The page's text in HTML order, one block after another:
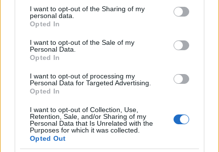
not limited to your visit or usage behaviour. You may click to
grant or deny consent to Google and its third-party tags to
use your data for below specified purposes in below Google
consent section.
I want to opt-out of the Sharing of my
personal data.
Opted In
I want to opt-out of the Sale of my
Personal Data.
Opted In
I want to opt-out of processing my
Personal Data for Targeted Advertising.
Opted In
I want to opt-out of Collection, Use,
Retention, Sale, and/or Sharing of my
Personal Data that Is Unrelated with the
Purposes for which it was collected.
Opted Out
Gorizia éppen nagyjavításon volt La Speziában –,
valamint az őket kísérő IX. Romboló Flottilla négy
hajója, az Alfieri, az Oriani, a Carducci, és a Gioberti.
Ugyancsak itt csatlakozik a Brindisiből, Antonio
Legnani ellentengernagy vezetésével induló 8.
Osztag két cirkálója, a Duca degli Abruzzi és a
Garibaldi, valamint a XVI. Romboló Flottilla őket
kísérő két hajója, a Da Recco és a Pessagno. Este
nyolcig ezek a hajók is az 1. Csoporttal hajóznak,
azonban a keletre való fordulás után leválnak a
kötelékről, és a 2. Csoportot megalakítva az 1.
Csoport útvonalától északabbra tartva Kréta felett, a
Spada-fok és Cerigotto szigete (Antikythera) között
behatolnak az Égei-tengerre, s reggel nyolcra elérik a